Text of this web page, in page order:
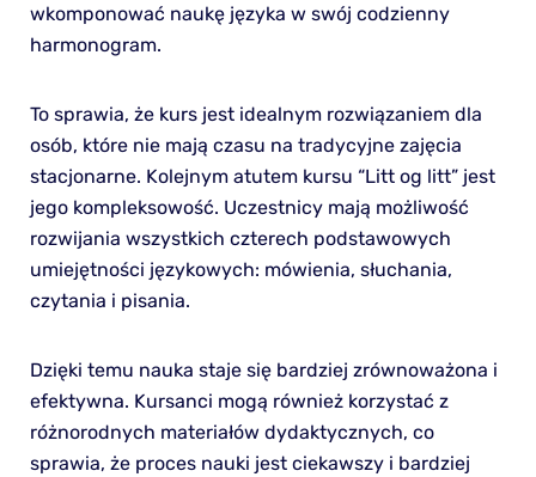
wkomponować naukę języka w swój codzienny
harmonogram.
To sprawia, że kurs jest idealnym rozwiązaniem dla
osób, które nie mają czasu na tradycyjne zajęcia
stacjonarne. Kolejnym atutem kursu “Litt og litt” jest
jego kompleksowość. Uczestnicy mają możliwość
rozwijania wszystkich czterech podstawowych
umiejętności językowych: mówienia, słuchania,
czytania i pisania.
Dzięki temu nauka staje się bardziej zrównoważona i
efektywna. Kursanci mogą również korzystać z
różnorodnych materiałów dydaktycznych, co
sprawia, że proces nauki jest ciekawszy i bardziej